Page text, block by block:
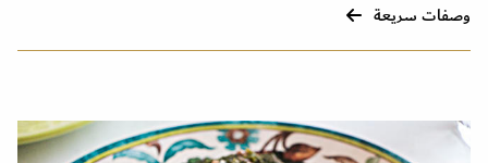
وصفات سريعة